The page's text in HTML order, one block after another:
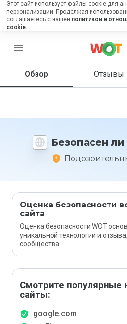
menu
Обзор Отзывы
Безопасен
Оценка безопасности
сайта
Оценка безопасности WOT
уникальной технологии и
сообщества.
Смотрите популярные
сайты:
google.com
на
Как бы
этот
1 до 5?
Этот сайт использует файлы cookie для
персонализации. Продолжая
соглашаетесь с нашей политикой в
cookie.